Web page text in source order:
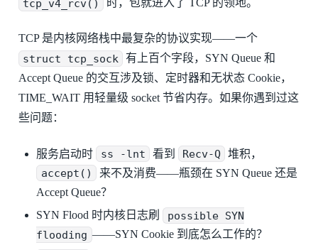
tcp_v4_rcv() 时，包就进入了 TCP 的领地。
TCP 是内核网络栈中最复杂的协议实现——一个
struct tcp_sock
有上百个字段，SYN Queue 和
Accept Queue 的交互涉及锁、定时器和无状态 Cookie，
TIME_WAIT 用轻量级 socket 节省内存。如果你遇到过这
些问题：
服务启动时 ss -lnt 看到 Recv-Q 堆积，
accept()
来不及消费——瓶颈在 SYN Queue 还是
Accept Queue？
SYN Flood 时内核日志刷
possible SYN
flooding ——SYN Cookie 到底怎么工作的？